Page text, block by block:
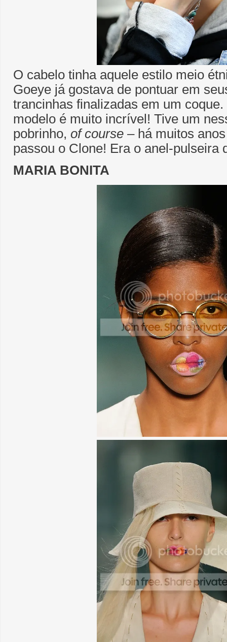
O cabelo tinha aquele estilo meio
Goeye já gostava de pontuar em
trancinhas finalizadas em um
modelo é muito incrível! Tive um
pobrinho, of course – há muitos
passou o Clone! Era o anel-pulseira
MARIA BONITA